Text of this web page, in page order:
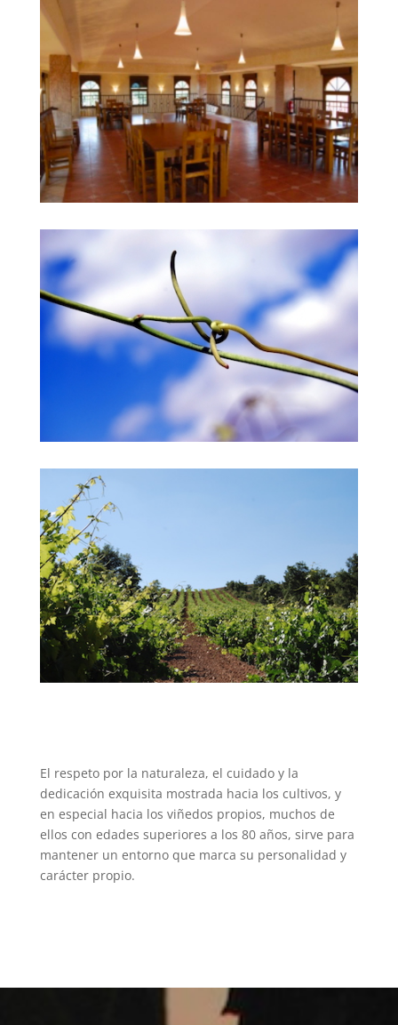
El respeto por la naturaleza, el cuidado y la
dedicación exquisita mostrada hacia los cultivos, y
en especial hacia los viñedos propios, muchos de
ellos con edades superiores a los 80 años, sirve para
mantener un entorno que marca su personalidad y
carácter propio.